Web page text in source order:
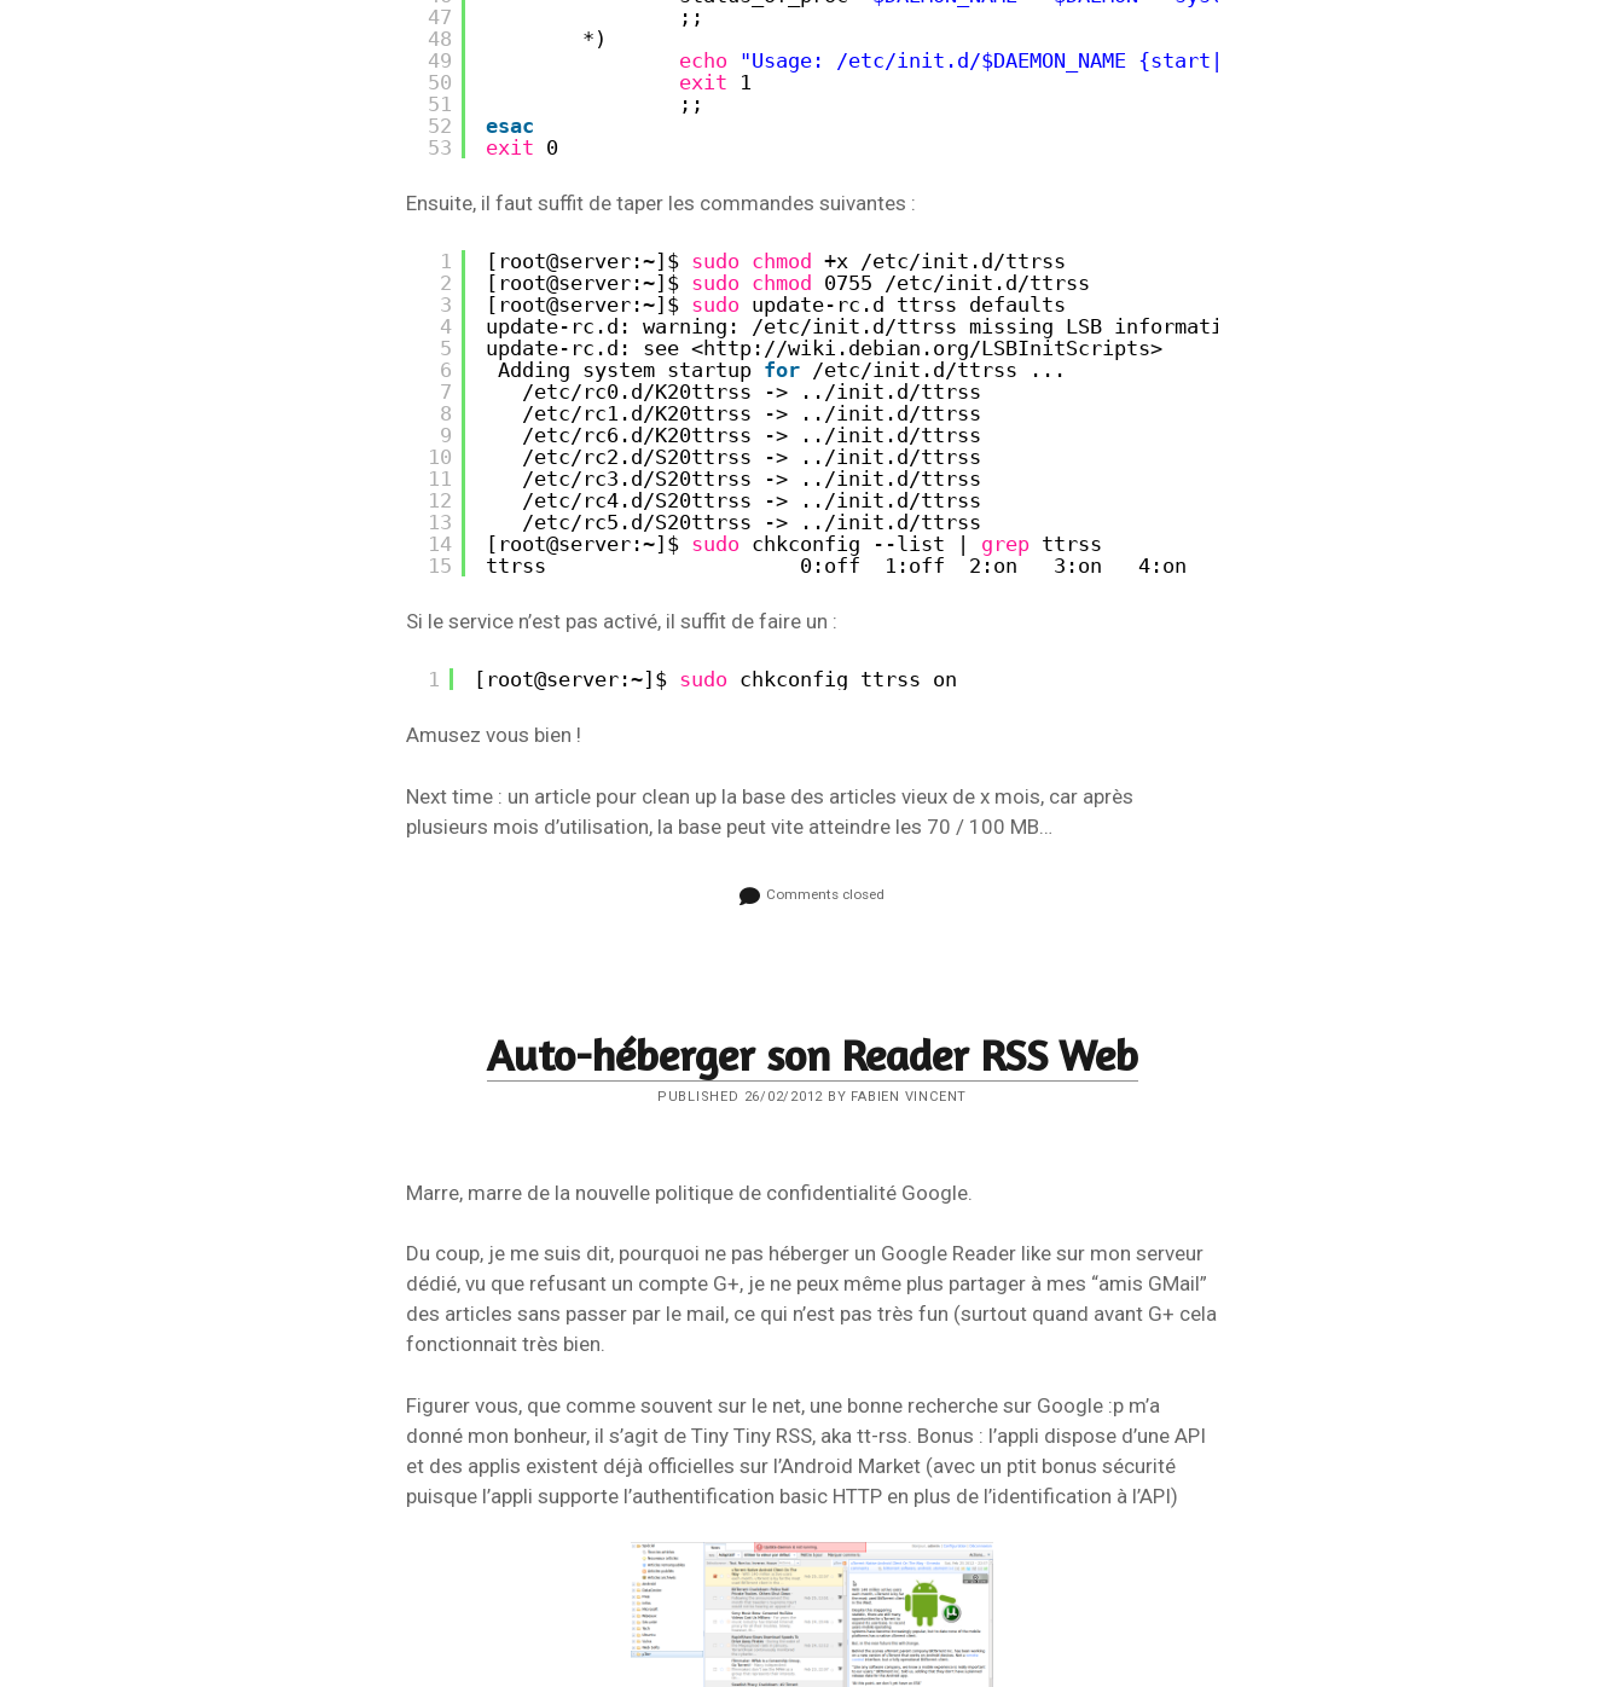
47
48
49
50
51
52
53
;;
*)
echo
"Usage: /etc/init.d/$DAEMON_NAME {start|stop|force-
exit
1
;;
esac
exit 0
Ensuite, il faut suffit de taper les commandes suivantes :
1
2
3
4
5
6
7
8
9
10
11
12
13
14
15
[root@server:~]$ sudo chmod +x /etc/init .d/ttrss
[root@server:~]$ sudo chmod 0755 /etc/init .d/ttrss
[root@server:~]$ sudo update-rc.d ttrss defaults
update-rc.d: warning: /etc/init .d/ttrss missing LSB information
update-rc.d: see <http: //wiki .debian.org/LSBInitScripts>
Adding system startup for /etc/init .d/ttrss
...
/etc/rc0 .d/K20ttrss -> .. /init .d/ttrss
/etc/rc1 .d/K20ttrss -> .. /init .d/ttrss
/etc/rc6 .d/K20ttrss -> .. /init .d/ttrss
/etc/rc2 .d/S20ttrss -> .. /init .d/ttrss
/etc/rc3 .d/S20ttrss -> .. /init .d/ttrss
/etc/rc4 .d/S20ttrss -> .. /init .d/ttrss
/etc/rc5 .d/S20ttrss -> .. /init .d/ttrss
[root@server:~]$ sudo chkconfig --list | grep ttrss
ttrss                     0:off  1:off  2:on   3:on   4:on   5:on   6:off
Si le service n’est pas activé, il suffit de faire un :
1 [root@server:~]$ sudo chkconfig ttrss on
Amusez vous bien !
Next time : un article pour clean up la base des articles vieux de x mois, car après
plusieurs mois d’utilisation, la base peut vite atteindre les 70 / 100 MB…
Comments closed
Auto-héberger son Reader RSS Web
PUBLISHED 26/02/2012 BY FABIEN VINCENT
Marre, marre de la nouvelle politique de confidentialité Google.
Du coup, je me suis dit, pourquoi ne pas héberger un Google Reader like sur mon serveur
dédié, vu que refusant un compte G+, je ne peux même plus partager à mes “amis GMail”
des articles sans passer par le mail, ce qui n’est pas très fun (surtout quand avant G+ cela
fonctionnait très bien.
Figurer vous, que comme souvent sur le net, une bonne recherche sur Google :p m’a
donné mon bonheur, il s’agit de Tiny Tiny RSS, aka tt-rss. Bonus : l’appli dispose d’une API
et des applis existent déjà officielles sur l’Android Market (avec un ptit bonus sécurité
puisque l’appli supporte l’authentification basic HTTP en plus de l’identification à l’API)